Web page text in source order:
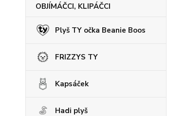
OBJÍMÁČCI, KLIPÁČCI
Plyš TY očka Beanie Boos
FRIZZYS TY
Kapsáček
Hadi plyš